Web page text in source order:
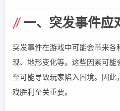
一、突发事件应
突发事件在游戏中可能会带来各
现、地形变化等。这些因素可
至可能导致玩家陷入困境。因
戏胜利至关重要。